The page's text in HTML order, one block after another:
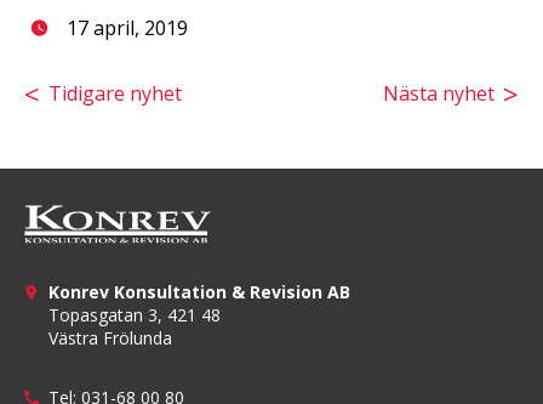
17 april, 2019
Tidigare nyhet Nästa nyhet
Konrev Konsultation & Revision AB
Topasgatan 3, 421 48
Västra Frölunda
Tel: 031-68 00 80